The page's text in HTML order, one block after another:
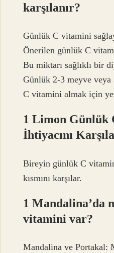
karşılanır?
Günlük C vitamini
Önerilen günlük C
Bu miktarı sağlıklı bir
Günlük 2-3 meyve
C vitamini almak için
1 Limon Günlük
İhtiyacını
Bireyin günlük C
kısmını karşılar.
1 Mandalina’da
vitamini var?
Mandalina ve Portakal: